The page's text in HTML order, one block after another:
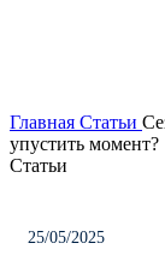
Главная Статьи
упустить момент?
Статьи
25/05/2025